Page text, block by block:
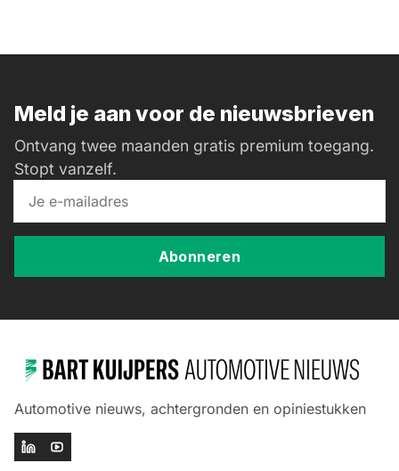
Meld je aan voor de nieuwsbrieven
Ontvang twee maanden gratis premium toegang.
Stopt vanzelf.
Abonneren
Automotive nieuws, achtergronden en opiniestukken